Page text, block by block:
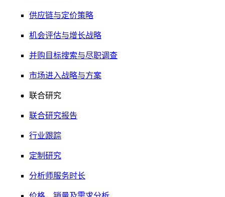
供应链与定价策略
机会评估与增长战略
并购目标搜索与尽职调查
市场进入战略与方案
联合研究
联合研究报告
行业跟踪
定制研究
分析师服务时长